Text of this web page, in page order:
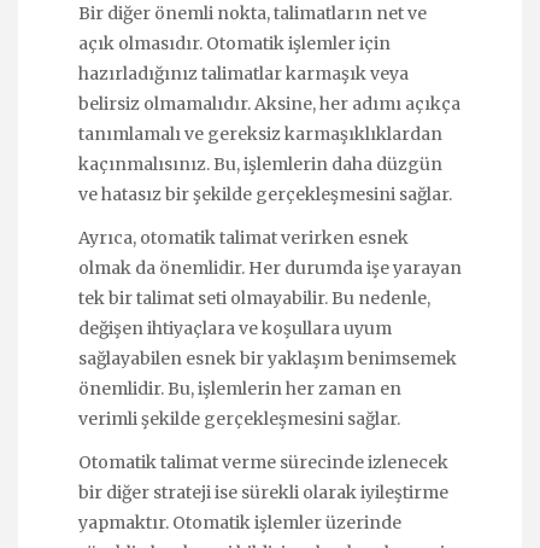
Bir diğer önemli nokta, talimatların net ve
açık olmasıdır. Otomatik işlemler için
hazırladığınız talimatlar karmaşık veya
belirsiz olmamalıdır. Aksine, her adımı açıkça
tanımlamalı ve gereksiz karmaşıklıklardan
kaçınmalısınız. Bu, işlemlerin daha düzgün
ve hatasız bir şekilde gerçekleşmesini sağlar.
Ayrıca, otomatik talimat verirken esnek
olmak da önemlidir. Her durumda işe yarayan
tek bir talimat seti olmayabilir. Bu nedenle,
değişen ihtiyaçlara ve koşullara uyum
sağlayabilen esnek bir yaklaşım benimsemek
önemlidir. Bu, işlemlerin her zaman en
verimli şekilde gerçekleşmesini sağlar.
Otomatik talimat verme sürecinde izlenecek
bir diğer strateji ise sürekli olarak iyileştirme
yapmaktır. Otomatik işlemler üzerinde